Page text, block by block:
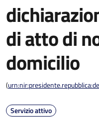
di atto di
domicilio
(
Servizio attivo